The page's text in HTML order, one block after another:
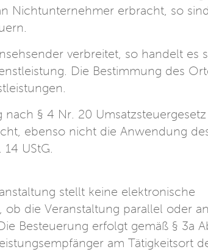
Nichtunternehmer erbracht, so
verbreitet, so handelt es
Die Bestimmung des
§ 4 Nr. 20 Umsatzsteuergesetz
ebenso nicht die Anwendung
UStG.
stellt keine elektronische
die Veranstaltung parallel oder
Besteuerung erfolgt gemäß § 3a
am Tätigkeitsort